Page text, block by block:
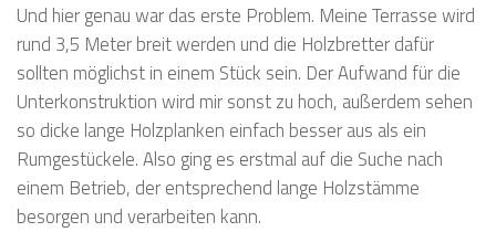
Und hier genau war das erste Problem. Meine Terrasse wird
rund 3,5 Meter breit werden und die Holzbretter dafür
sollten möglichst in einem Stück sein. Der Aufwand für die
Unterkonstruktion wird mir sonst zu hoch, außerdem sehen
so dicke lange Holzplanken einfach besser aus als ein
Rumgestückele. Also ging es erstmal auf die Suche nach
einem Betrieb, der entsprechend lange Holzstämme
besorgen und verarbeiten kann.